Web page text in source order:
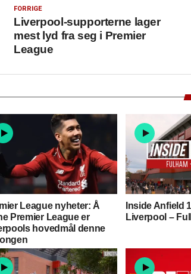
FORRIGE
Liverpool-supporterne lager
mest lyd fra seg i Premier
League
League nyheter: Å
Premier League er
hovedmål denne
Inside Anfield
Liverpool –